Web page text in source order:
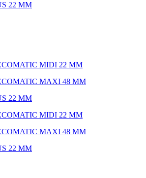
22 ММ
MIDI 22 ММ
MAXI 48 ММ
22 ММ
MIDI 22 ММ
MAXI 48 ММ
22 ММ